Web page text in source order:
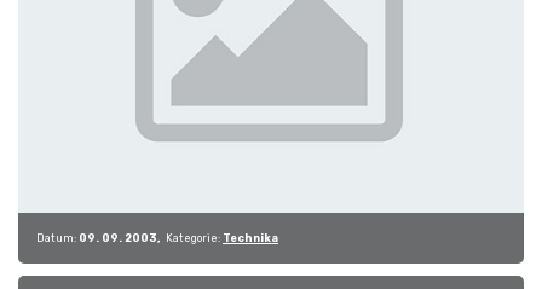
Datum: 09. 09. 2003 Kategorie: Technika